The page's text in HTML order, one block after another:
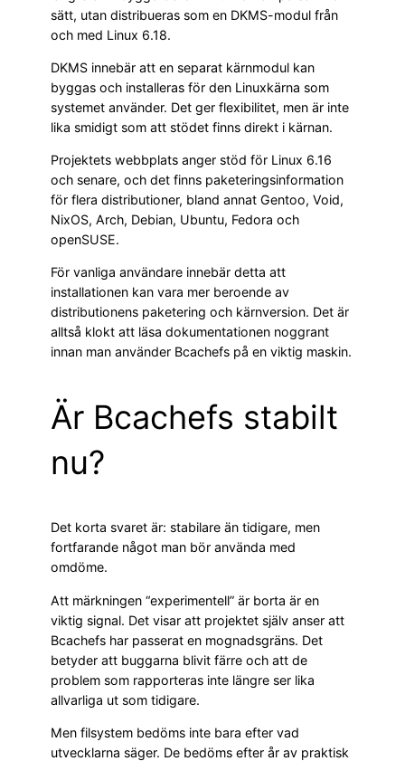
sätt, utan distribueras som en DKMS-modul från
och med Linux 6.18.
DKMS innebär att en separat kärnmodul kan
byggas och installeras för den Linuxkärna som
systemet använder. Det ger flexibilitet, men är inte
lika smidigt som att stödet finns direkt i kärnan.
Projektets webbplats anger stöd för Linux 6.16
och senare, och det finns paketeringsinformation
för flera distributioner, bland annat Gentoo, Void,
NixOS, Arch, Debian, Ubuntu, Fedora och
openSUSE.
För vanliga användare innebär detta att
installationen kan vara mer beroende av
distributionens paketering och kärnversion. Det är
alltså klokt att läsa dokumentationen noggrant
innan man använder Bcachefs på en viktig maskin.
Är Bcachefs stabilt
nu?
Det korta svaret är: stabilare än tidigare, men
fortfarande något man bör använda med
omdöme.
Att märkningen “experimentell” är borta är en
viktig signal. Det visar att projektet själv anser att
Bcachefs har passerat en mognadsgräns. Det
betyder att buggarna blivit färre och att de
problem som rapporteras inte längre ser lika
allvarliga ut som tidigare.
Men filsystem bedöms inte bara efter vad
utvecklarna säger. De bedöms efter år av praktisk